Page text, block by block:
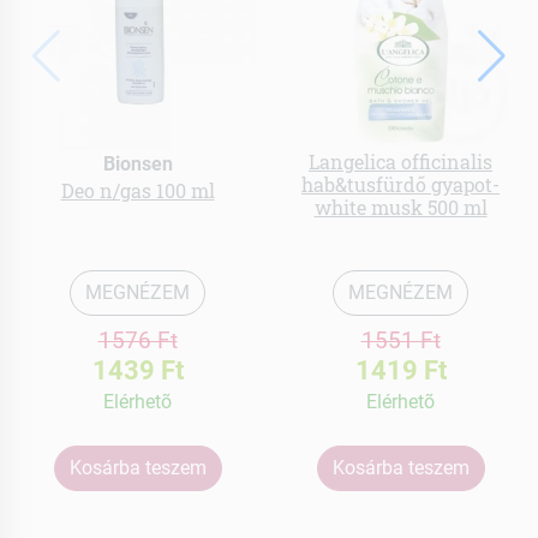
Bionsen
Deo n/gas 100 ml
MEGNÉZEM
1576 Ft
1439 Ft
Elérhetõ
Kosárba teszem
Langelica officinalis
hab&tusfürdő gyapot-
white musk 500 ml
MEGNÉZEM
1551 Ft
1419 Ft
Elérhetõ
Kosárba teszem